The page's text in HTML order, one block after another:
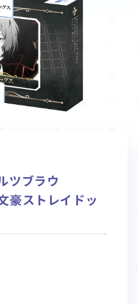
商品情報
Card List
カードリスト
Deck Recipe
デッキレシピ
ツブラウ
豪ストレイドッ